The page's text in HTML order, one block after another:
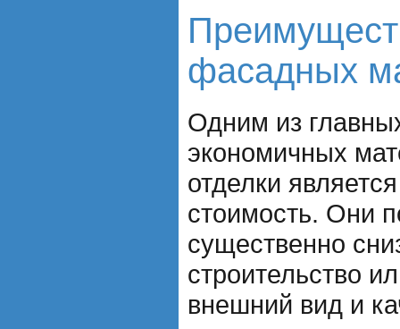
фасадных
Одним из
экономичных
отделки
стоимость. Они
существенно
строительство
внешний вид и